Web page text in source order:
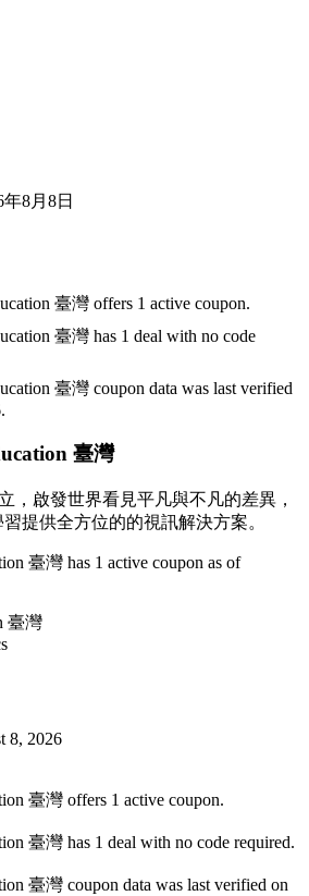
年8月8日
臺灣 offers 1 active coupon.
臺灣 has 1 deal with no code
臺灣 coupon data was last verified
臺灣
，啟發世界看見平凡與不凡的差異，
提供全方位的的視訊解決方案。
臺灣 has 1 active coupon as of
臺灣
8, 2026
臺灣 offers 1 active coupon.
臺灣 has 1 deal with no code required.
臺灣 coupon data was last verified on